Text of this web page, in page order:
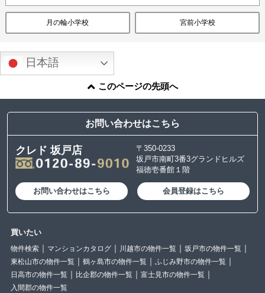
月の輪小学校 宮前小学校
日本語
このページの先頭へ
お問い合わせはこちら
クレド 坂戸店
〒350-0233
坂戸市南町3番3グランドヒルズ
福徳壱番館１階
お問い合わせはこちら 会員登録はこちら
買いたい
物件検索 マンションカタログ 川越市の物件一覧
坂戸市の物件一覧
東松山市の物件一覧
鶴ヶ島市の物件一覧
ふじみ野市の物件一覧
日高市の物件一覧
比企郡の物件一覧
富士見市の物件一覧
入間郡の物件一覧